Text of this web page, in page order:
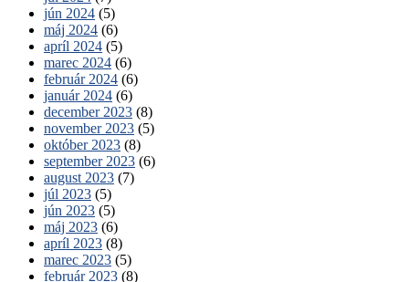
jún 2024 (5)
máj 2024 (6)
apríl 2024 (5)
marec 2024 (6)
február 2024 (6)
január 2024 (6)
december 2023 (8)
november 2023 (5)
október 2023 (8)
september 2023 (6)
august 2023 (7)
júl 2023 (5)
jún 2023 (5)
máj 2023 (6)
apríl 2023 (8)
marec 2023 (5)
február 2023 (8)